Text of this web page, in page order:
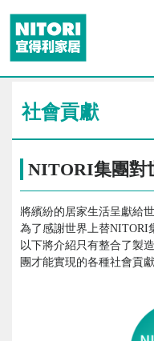
社會貢獻
NITORI集團對
將繽紛的居家生活呈獻給
為了感謝世界上替NITORI
以下將介紹只有整合了製
團才能實現的各種社會貢